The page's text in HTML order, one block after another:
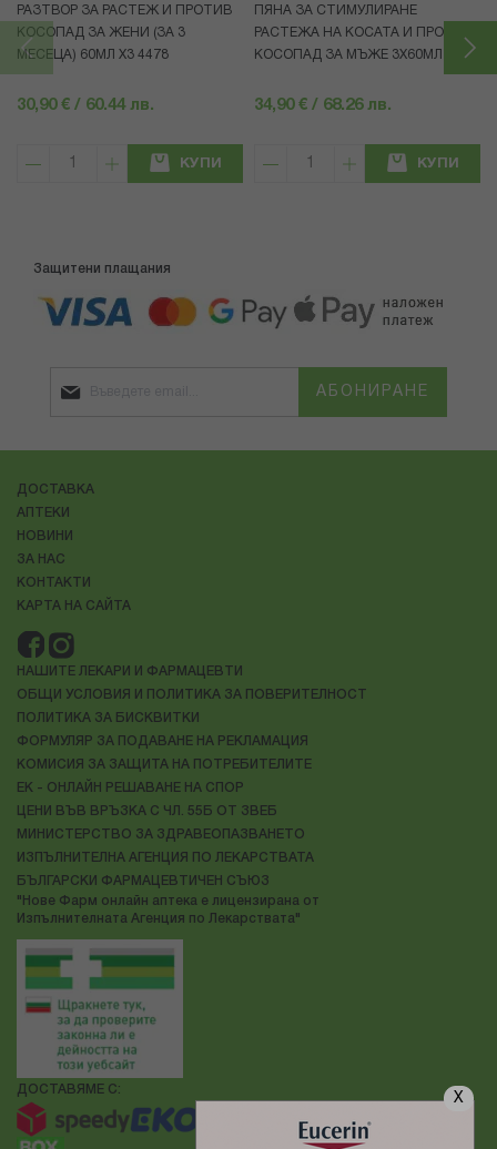
X
РАЗТВОР ЗА РАСТЕЖ И ПРОТИВ
КОСОПАД ЗА ЖЕНИ (ЗА 3
МЕСЕЦА) 60МЛ X3 4478
30,90 € / 60.44 лв.
КУПИ
ПЯНА ЗА СТИМУЛИРАНЕ
РАСТЕЖА НА КОСАТА И ПРОТИВ
КОСОПАД ЗА МЪЖЕ 3X60МЛ 4472
34,90 € / 68.26 лв.
КУПИ
Защитени плащания
АБОНИРАНЕ
ДОСТАВКА
АПТЕКИ
НОВИНИ
ЗА НАС
КОНТАКТИ
КАРТА НА САЙТА
НАШИТЕ ЛЕКАРИ И ФАРМАЦЕВТИ
ОБЩИ УСЛОВИЯ И ПОЛИТИКА ЗА ПОВЕРИТЕЛНОСТ
ПОЛИТИКА ЗА БИСКВИТКИ
ФОРМУЛЯР ЗА ПОДАВАНЕ НА РЕКЛАМАЦИЯ
КОМИСИЯ ЗА ЗАЩИТА НА ПОТРЕБИТЕЛИТЕ
ЕК - ОНЛАЙН РЕШАВАНЕ НА СПОР
ЦЕНИ ВЪВ ВРЪЗКА С ЧЛ. 55Б ОТ ЗВЕБ
МИНИСТЕРСТВО ЗА ЗДРАВЕОПАЗВАНЕТО
ИЗПЪЛНИТЕЛНА АГЕНЦИЯ ПО ЛЕКАРСТВАТА
БЪЛГАРСКИ ФАРМАЦЕВТИЧЕН СЪЮЗ
"Нове Фарм онлайн аптека е лицензирана от
Изпълнителната Агенция по Лекарствата"
ДОСТАВЯМЕ С: